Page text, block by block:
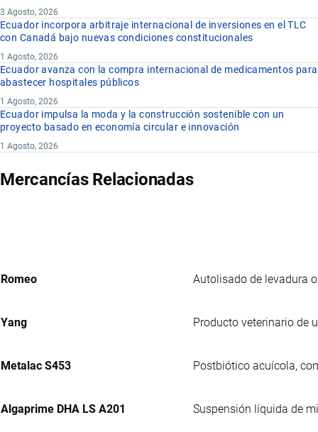
3 Agosto, 2026
Ecuador incorpora arbitraje internacional de inversiones en el TLC
con Canadá bajo nuevas condiciones constitucionales
1 Agosto, 2026
Ecuador avanza con la compra internacional de medicamentos para
abastecer hospitales públicos
1 Agosto, 2026
Ecuador impulsa la moda y la construcción sostenible con un
proyecto basado en economía circular e innovación
1 Agosto, 2026
Mercancías Relacionadas
Romeo Autolisado de levadura
Yang Producto veterinario de
Metalac S453 Postbiótico acuícola,
Algaprime DHA LS A201 Suspensión líquida de